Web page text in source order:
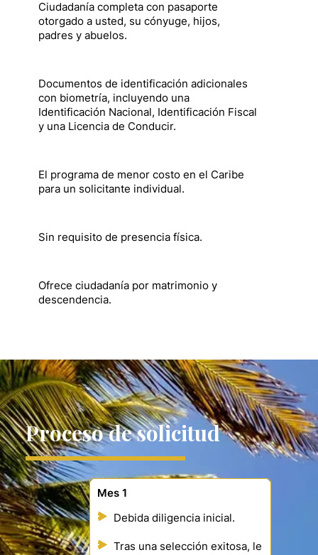
Ciudadanía completa con pasaporte
otorgado a usted, su cónyuge, hijos,
padres y abuelos.
Documentos de identificación adicionales
con biometría, incluyendo una
Identificación Nacional, Identificación Fiscal
y una Licencia de Conducir.
El programa de menor costo en el Caribe
para un solicitante individual.
Sin requisito de presencia física.
Ofrece ciudadanía por matrimonio y
descendencia.
Proceso de solicitud
Mes 1
Debida diligencia inicial.
Tras una selección exitosa, le